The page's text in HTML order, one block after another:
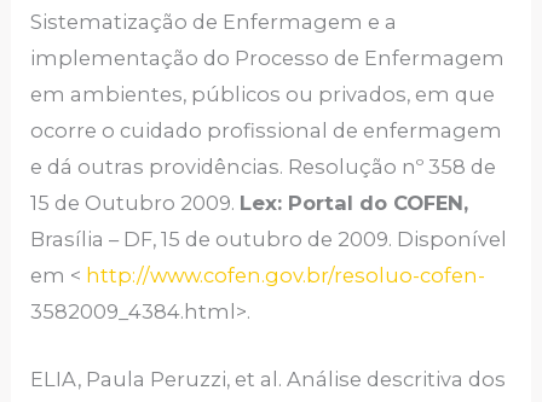
Sistematização de Enfermagem e a
implementação do Processo de Enfermagem
em ambientes, públicos ou privados, em que
ocorre o cuidado profissional de enfermagem
e dá outras providências. Resolução nº 358 de
15 de Outubro 2009. Lex: Portal do COFEN,
Brasília – DF, 15 de outubro de 2009. Disponível
em < http://www.cofen.gov.br/resoluo-cofen-
3582009_4384.html>.
ELIA, Paula Peruzzi, et al. Análise descritiva dos